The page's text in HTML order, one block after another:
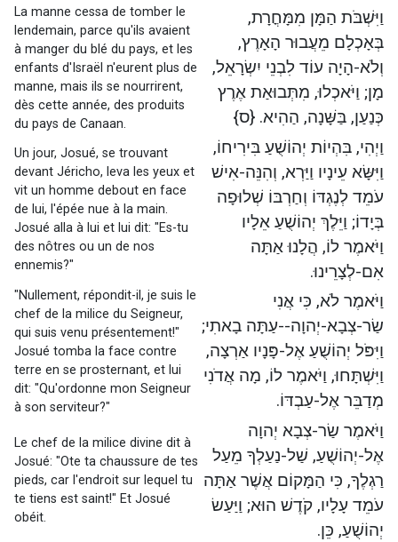
La manne cessa de tomber le
lendemain, parce qu'ils avaient
à manger du blé du pays, et les
enfants d'Israël n'eurent plus de
manne, mais ils se nourrirent,
dès cette année, des produits
du pays de Canaan.
וַיִּשְׁבֹּת הַמָּן מִמָּחֳרָת,
בְּאָכְלָם מֵעֲבוּר הָאָרֶץ,
וְלֹא-הָיָה עוֹד לִבְנֵי יִשְׂרָאֵל,
מָן; וַיֹּאכְלוּ, מִתְּבוּאַת אֶרֶץ
כְּנַעַן, בַּשָּׁנָה, הַהִיא. {ס}
Un jour, Josué, se trouvant
devant Jéricho, leva les yeux et
vit un homme debout en face
de lui, l'épée nue à la main.
Josué alla à lui et lui dit: "Es-tu
des nôtres ou un de nos
ennemis?"
וַיְהִי, בִּהְיוֹת יְהוֹשֻׁעַ בִּירִיחוֹ,
וַיִּשָּׂא עֵינָיו וַיַּרְא, וְהִנֵּה-אִישׁ
עֹמֵד לְנֶגְדּוֹ וְחַרְבּוֹ שְׁלוּפָה
בְּיָדוֹ; וַיֵּלֶךְ יְהוֹשֻׁעַ אֵלָיו
וַיֹּאמֶר לוֹ, הֲלָנוּ אַתָּה
אִם-לְצָרֵינוּ.
"Nullement, répondit-il, je suis le
chef de la milice du Seigneur,
qui suis venu présentement!"
Josué tomba la face contre
terre en se prosternant, et lui
dit: "Qu'ordonne mon Seigneur
à son serviteur?"
וַיֹּאמֶר לֹא, כִּי אֲנִי
שַׂר-צְבָא-יְהוָה--עַתָּה בָאתִי;
וַיִּפֹּל יְהוֹשֻׁעַ אֶל-פָּנָיו אַרְצָה,
וַיִּשְׁתָּחוּ, וַיֹּאמֶר לוֹ, מָה אֲדֹנִי
מְדַבֵּר אֶל-עַבְדּוֹ.
Le chef de la milice divine dit à
Josué: "Ote ta chaussure de tes
pieds, car l'endroit sur lequel tu
te tiens est saint!" Et Josué
obéit.
וַיֹּאמֶר שַׂר-צְבָא יְהוָה
אֶל-יְהוֹשֻׁעַ, שַׁל-נַעַלְךָ מֵעַל
רַגְלֶךָ, כִּי הַמָּקוֹם אֲשֶׁר אַתָּה
עֹמֵד עָלָיו, קֹדֶשׁ הוּא; וַיַּעַשׂ
יְהוֹשֻׁעַ, כֵּן.